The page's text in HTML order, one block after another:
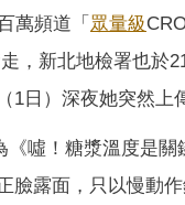
萬頻道「 眾量級
，新北地檢署也於
日）深夜她突然上
《噓！糖漿溫度是
露面，只以慢動